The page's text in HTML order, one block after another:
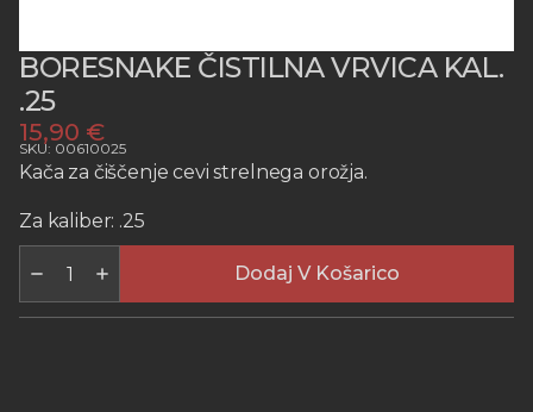
BORESNAKE ČISTILNA VRVICA KAL.
.25
15,90 €
SKU: 00610025
Kača za čiščenje cevi strelnega orožja.
Za kaliber: .25
BORESNAKE
ČISTILNA
VRVICA
KAL.
.25
Dodaj V Košarico